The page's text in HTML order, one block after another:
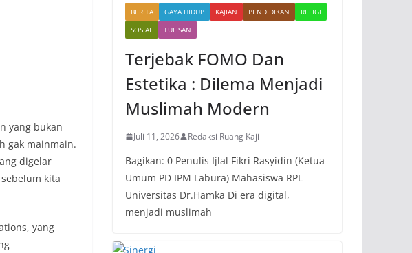
yang bukan
gak mainmain.
digelar
kita
yang
BERITA GAYA HIDUP KAJIAN PENDIDIKAN
RELIGI
SOSIAL
TULISAN
Terjebak FOMO Dan
Estetika : Dilema Menjadi
Muslimah Modern
Juli 11, 2026 Redaksi Ruang Kaji
Bagikan: 0 Penulis Ijlal Fikri Rasyidin (Ketua
Umum PD IPM Labura) Mahasiswa RPL
Universitas Dr.Hamka Di era digital,
menjadi muslimah